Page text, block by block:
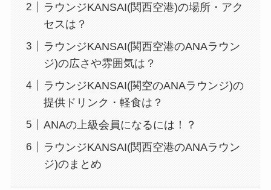
ラウンジKANSAI(関西空港)の場所・アク
セスは？
ラウンジKANSAI(関西空港のANAラウン
ジ)の広さや雰囲気は？
ラウンジKANSAI(関空のANAラウンジ)の
提供ドリンク・軽食は？
ANAの上級会員になるには！？
ラウンジKANSAI(関西空港のANAラウン
ジ)のまとめ